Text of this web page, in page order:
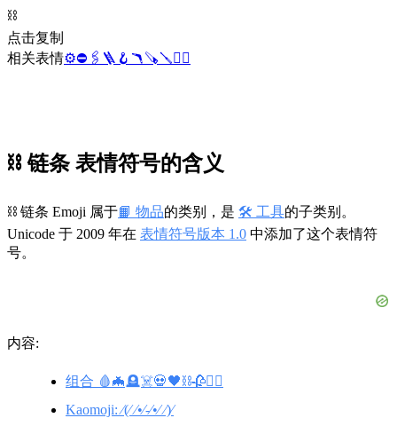
⛓️
点击复制
相关表情⚙️⛔ 🖇️ 🪜 🪝 🪃🪚🪛⛓️‍💥
⛓️ 链条 表情符号的含义
⛓️ 链条 Emoji 属于📙 物品的类别，是 🛠️ 工具的子类别。
Unicode 于 2009 年在 表情符号版本 1.0 中添加了这个表情符
号。
内容:
组合 🩸🦇🪦☠️💀🖤⛓️🥀🧛‍♀️
Kaomoji: ⁄(⁄ ⁄•⁄-⁄•⁄ ⁄)⁄